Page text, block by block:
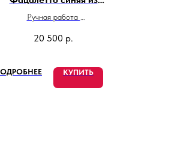
муранского стекла
Ручная работа
20 500 р.
КУПИТЬ